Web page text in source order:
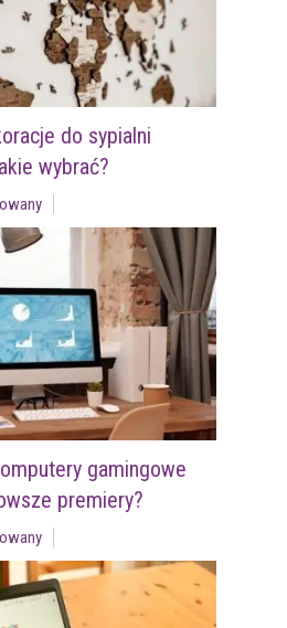
do sypialni
wybrać?
gamingowe
premiery?